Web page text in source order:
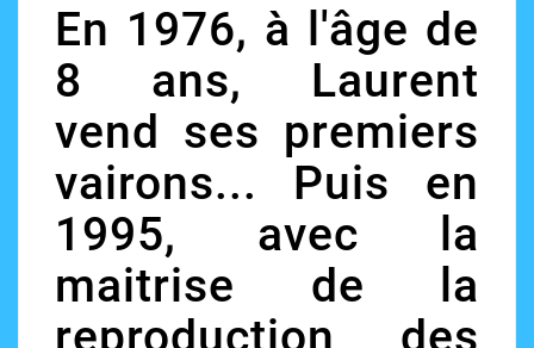
En 1976, à l'âge de
8 ans, Laurent
vend ses premiers
vairons... Puis en
1995, avec la
maitrise de la
reproduction des